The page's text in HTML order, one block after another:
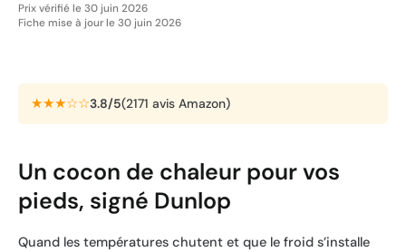
Prix vérifié le 30 juin 2026
Fiche mise à jour le 30 juin 2026
★★★☆☆3.8/5(2171 avis Amazon)
Un cocon de chaleur pour vos
pieds, signé Dunlop
Quand les températures chutent et que le froid s’installe